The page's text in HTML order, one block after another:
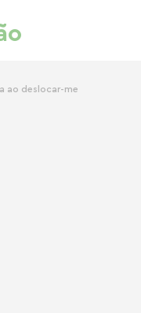
ao deslocar-me